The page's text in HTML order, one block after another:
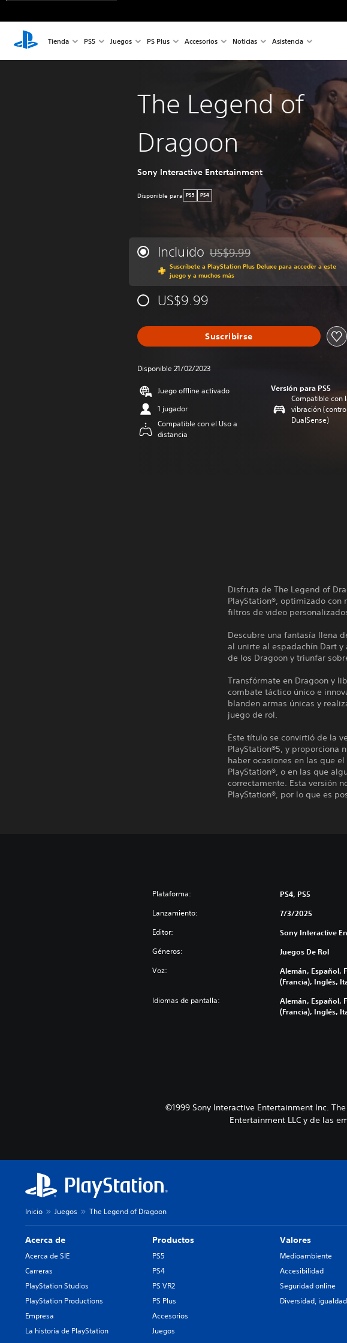
Tienda PS5 Juegos PS Plus Accesorios Noticias Asistencia
The Legend of
Dragoon
Sony Interactive Entertainment
Disponible para PS5 PS4
Incluido Rebajado del precio original de
US$9.99
Suscríbete a PlayStation Plus Deluxe para acceder a este
juego y a muchos más
US$9.99
Suscribirse
Disponible 21/02/2023
Juego offline activado
1 jugador
Compatible con el Uso a
distancia
Versión para PS5
Compatible con
vibración
DualSense)
Disfruta de The Legend of
PlayStation®, optimizado
filtros de video
Descubre una fantasía llena
al unirte al espadachín Dart
de los Dragoon y triunfar
Transfórmate en Dragoon y
combate táctico único e
blanden armas únicas y
juego de rol.
Este título se convirtió de la
PlayStation®5, y proporciona
haber ocasiones en las que
PlayStation®, o en las que
correctamente. Esta versión
PlayStation®, por lo que es
Plataforma: PS4, PS5
Lanzamiento: 7/3/2025
Editor: Sony Interactive
Géneros: Juegos De Rol
Voz:
Alemán, Español,
(Francia), Inglés,
Idiomas de pantalla:
Alemán, Español,
(Francia), Inglés,
©1999 Sony Interactive Entertainment Inc.
Entertainment LLC y de las
Inicio Juegos The Legend of Dragoon
Acerca de
Acerca de SIE
Carreras
PlayStation Studios
PlayStation Productions
Empresa
La historia de PlayStation
Productos
PS5
PS4
PS VR2
PS Plus
Accesorios
Juegos
Valores
Medioambiente
Accesibilidad
Seguridad online
Diversidad,